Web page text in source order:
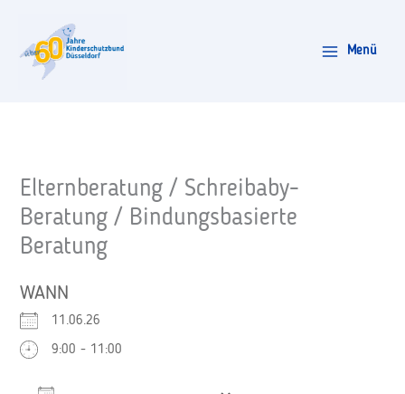
springen
Menü
Elternberatung / Schreibaby-
Beratung / Bindungsbasierte
Beratung
WANN
11.06.26
9:00 - 11:00